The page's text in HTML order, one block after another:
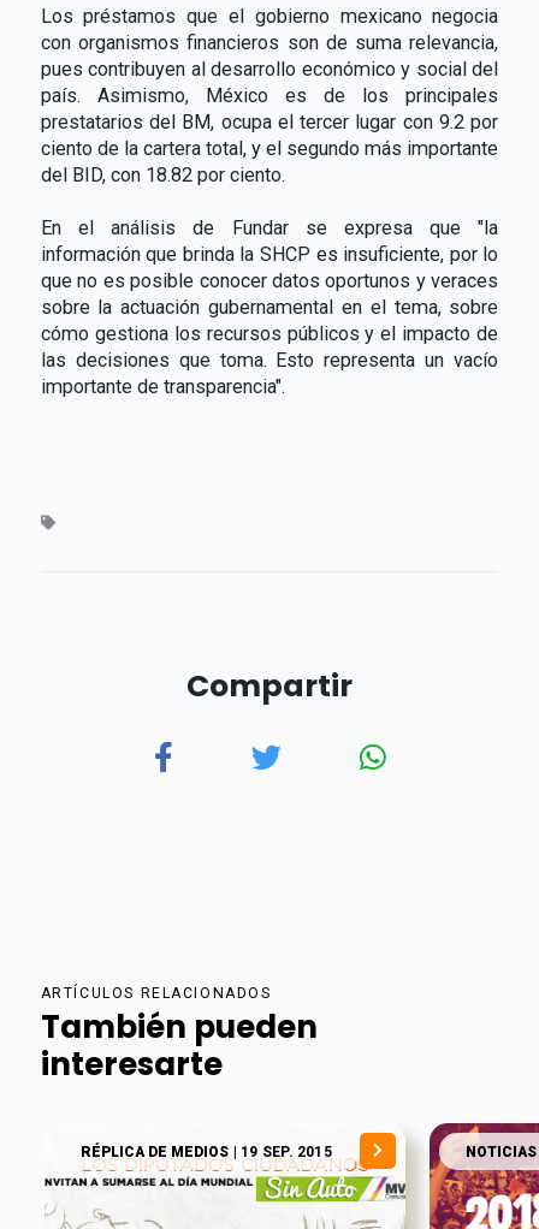
Los préstamos que el gobierno mexicano negocia
con organismos financieros son de suma relevancia,
pues contribuyen al desarrollo económico y social del
país. Asimismo, México es de los principales
prestatarios del BM, ocupa el tercer lugar con 9.2 por
ciento de la cartera total, y el segundo más importante
del BID, con 18.82 por ciento.
En el análisis de Fundar se expresa que "la
información que brinda la SHCP es insuficiente, por lo
que no es posible conocer datos oportunos y veraces
sobre la actuación gubernamental en el tema, sobre
cómo gestiona los recursos públicos y el impacto de
las decisiones que toma. Esto representa un vacío
importante de transparencia".
Compartir
ARTÍCULOS RELACIONADOS
También pueden
interesarte
RÉPLICA DE MEDIOS | 19 SEP. 2015 NOTICIAS